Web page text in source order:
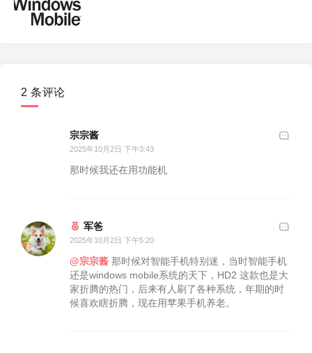
2 条评论
宗宗酱
2025年10月2日 下午3:43
那时候我还在用功能机
军爸
2025年10月2日 下午5:20
@宗宗酱 那时候对智能手机特别迷，当时智能手机
还是windows mobile系统的天下，HD2 这款也是大
家折腾的热门，后来有人刷了各种系统，年期的时
候喜欢瞎折腾，现在用苹果手机养老。